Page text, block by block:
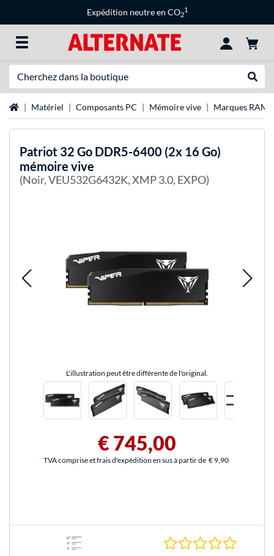
Expédition neutre en CO2
1
Page d'accueil
Matériel Composants PC Mémoire vive Marques RAM
Patriot 32 Go DDR5-6400 (2x 16 Go)
mémoire vive
(Noir, VEU532G6432K, XMP 3.0, EXPO)
L'illustration peut être différente de l'original.
€ 745,00
TVA comprise et frais d'expédition en sus à partir de € 9,90